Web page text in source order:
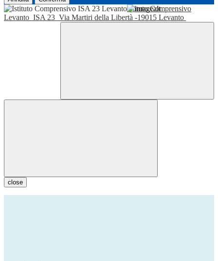
Istituto Comprensivo
Levanto ISA 23 Via Martiri della Libertà -19015 Levanto
close